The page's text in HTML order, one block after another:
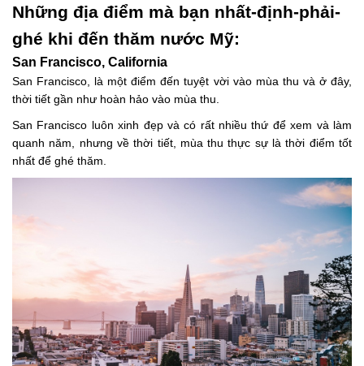
Những địa điểm mà bạn nhất-định-phải-
ghé khi đến thăm nước Mỹ:
San Francisco, California
San Francisco, là một điểm đến tuyệt vời vào mùa thu và ở đây,
thời tiết gần như hoàn hảo vào mùa thu.
San Francisco luôn xinh đẹp và có rất nhiều thứ để xem và làm
quanh năm, nhưng về thời tiết, mùa thu thực sự là thời điểm tốt
nhất để ghé thăm.